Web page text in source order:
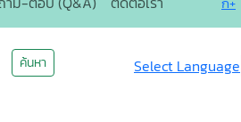
ค้นหา Select Language